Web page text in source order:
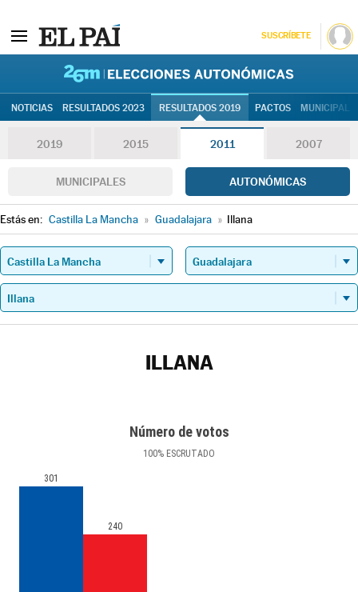
SUSCRÍBETE
NOTICIAS RESULTADOS 2023 RESULTADOS 2019 PACTOS
2019 2015 2011 2007
MUNICIPALES AUTONÓMICAS
Estás en: Castilla La Mancha » Guadalajara » Illana
ILLANA
Número de votos
100% ESCRUTADO
301
240